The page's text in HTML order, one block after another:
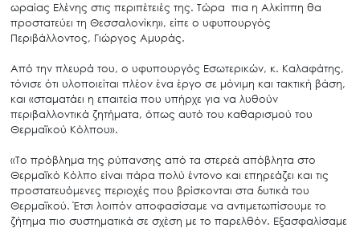
ωραίας Ελένης στις περιπέτειές της. Τώρα πια η Αλκίππη θα
προστατεύει τη Θεσσαλονίκη», είπε ο υφυπουργός
Περιβάλλοντος, Γιώργος Αμυράς.
Από την πλευρά του, ο υφυπουργός Εσωτερικών, κ. Καλαφάτης,
τόνισε ότι υλοποιείται πλέον ένα έργο σε μόνιμη και τακτική βάση,
και «σταματάει η επαιτεία που υπήρχε για να λυθούν
περιβαλλοντικά ζητήματα, όπως αυτό του καθαρισμού του
Θερμαϊκού Κόλπου».
«Το πρόβλημα της ρύπανσης από τα στερεά απόβλητα στο
Θερμαϊκό Κόλπο είναι πάρα πολύ έντονο και επηρεάζει και τις
προστατευόμενες περιοχές που βρίσκονται στα δυτικά του
Θερμαϊκού. Έτσι λοιπόν αποφασίσαμε να αντιμετωπίσουμε το
ζήτημα πιο συστηματικά σε σχέση με το παρελθόν. Εξασφαλίσαμε